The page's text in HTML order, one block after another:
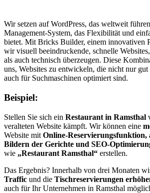
Wir setzen auf WordPress, das weltweit
Management-System, das Flexibilität und
bietet. Mit Bricks Builder, einem innovativen
wir visuell beeindruckende, schnelle
als auch technisch überzeugen. Diese
uns, Websites zu entwickeln, die nicht nur gut
auch für Suchmaschinen optimiert sind.
Beispiel:
Stellen Sie sich ein Restaurant in Ramsthal
veralteten Website kämpft. Wir können eine
Website mit Online-Reservierungsfunktion,
Bildern der Gerichte und SEO-
wie „Restaurant Ramsthal“ erstellen.
Das Ergebnis? Innerhalb von drei Monaten
Traffic und die Tischreservierungen
auch für Ihr Unternehmen in Ramsthal